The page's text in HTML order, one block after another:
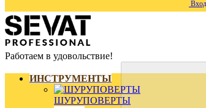
Вход
Работаем в удовольствие!
ИНСТРУМЕНТЫ
ШУРУПОВЕРТЫ